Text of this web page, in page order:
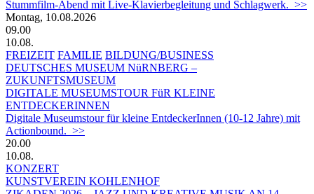
Stummfilm-Abend mit Live-Klavierbegleitung und Schlagwerk. >>
Montag, 10.08.2026
09.00
10.08.
FREIZEIT FAMILIE BILDUNG/BUSINESS
DEUTSCHES MUSEUM NüRNBERG –
ZUKUNFTSMUSEUM
DIGITALE MUSEUMSTOUR FüR KLEINE
ENTDECKERINNEN
Digitale Museumstour für kleine EntdeckerInnen (10-12 Jahre) mit
Actionbound. >>
20.00
10.08.
KONZERT
KUNSTVEREIN KOHLENHOF